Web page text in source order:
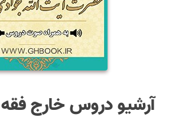
آرشيو دروس خارج فقه